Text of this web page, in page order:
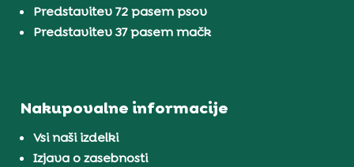
Predstavitev 72 pasem psov
Predstavitev 37 pasem mačk
Nakupovalne informacije
Vsi naši izdelki
Izjava o zasebnosti